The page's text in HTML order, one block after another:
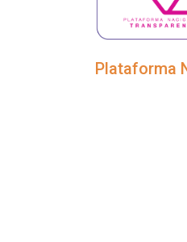
Plataforma